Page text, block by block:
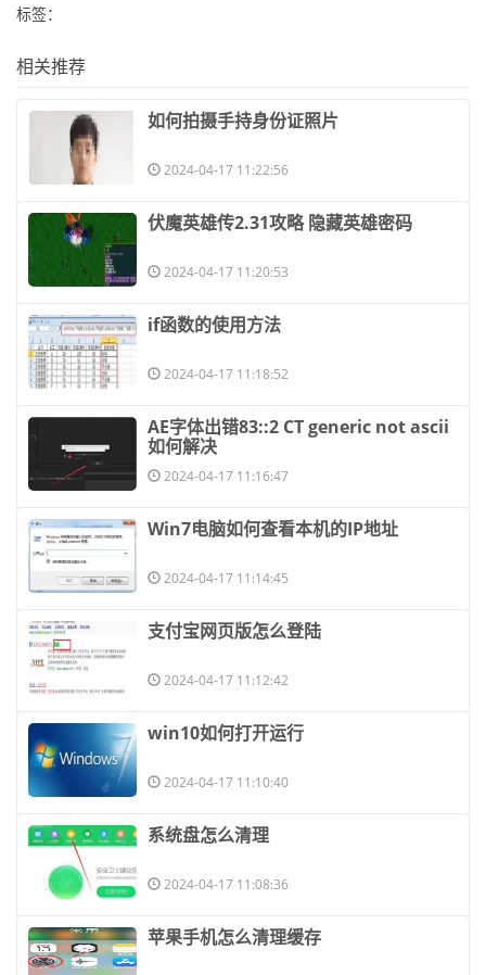
标签：
相关推荐
​如何拍摄手持身份证照片
2024-04-17 11:22:56
​伏魔英雄传2.31攻略 隐藏英雄密码
2024-04-17 11:20:53
​if函数的使用方法
2024-04-17 11:18:52
​AE字体出错83::2 CT generic not ascii
如何解决
2024-04-17 11:16:47
​Win7电脑如何查看本机的IP地址
2024-04-17 11:14:45
​支付宝网页版怎么登陆
2024-04-17 11:12:42
​win10如何打开运行
2024-04-17 11:10:40
​系统盘怎么清理
2024-04-17 11:08:36
​苹果手机怎么清理缓存